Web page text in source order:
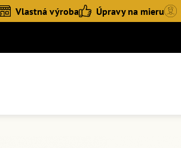
Vlastná výroba Úpravy na mieru